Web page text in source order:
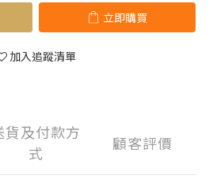
立即購買
加入追蹤清單
貨及付款方
式
顧客評價